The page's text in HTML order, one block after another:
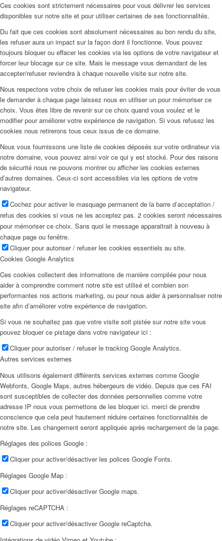
Ces cookies sont strictement nécessaires pour vous délivrer les services
disponibles sur notre site et pour utiliser certaines de ses fonctionnalités.
Du fait que ces cookies sont absolument nécessaires au bon rendu du site,
les refuser aura un impact sur la façon dont il fonctionne. Vous pouvez
toujours bloquer ou effacer les cookies via les options de votre navigateur et
forcer leur blocage sur ce site. Mais le message vous demandant de les
accepter/refuser reviendra à chaque nouvelle visite sur notre site.
Nous respectons votre choix de refuser les cookies mais pour éviter de vous
le demander à chaque page laissez nous en utiliser un pour mémoriser ce
choix. Vous êtes libre de revenir sur ce choix quand vous voulez et le
modifier pour améliorer votre expérience de navigation. Si vous refusez les
cookies nous retirerons tous ceux issus de ce domaine.
Nous vous fournissons une liste de cookies déposés sur votre ordinateur via
notre domaine, vous pouvez ainsi voir ce qui y est stocké. Pour des raisons
de sécurité nous ne pouvons montrer ou afficher les cookies externes
d’autres domaines. Ceux-ci sont accessibles via les options de votre
navigateur.
Cochez pour activer le masquage permanent de la barre d’acceptation /
refus des cookies si vous ne les acceptez pas. 2 cookies seront nécessaires
pour mémoriser ce choix. Sans quoi le message apparaitrait à nouveau à
chaque page ou fenêtre.
Cliquer pour autoriser / refuser les cookies essentiels au site.
Cookies Google Analytics
Ces cookies collectent des informations de manière compilée pour nous
aider à comprendre comment notre site est utilisé et combien son
performantes nos actions marketing, ou pour nous aider à personnaliser notre
site afin d’améliorer votre expérience de navigation.
Si vous ne souhaitez pas que votre visite soit pistée sur notre site vous
pouvez bloquer ce pistage dans votre navigateur ici :
Cliquer pour autoriser / refuser le tracking Google Analytics.
Autres services externes
Nous utilisons également différents services externes comme Google
Webfonts, Google Maps, autres hébergeurs de vidéo. Depuis que ces FAI
sont susceptibles de collecter des données personnelles comme votre
adresse IP nous vous permettons de les bloquer ici. merci de prendre
conscience que cela peut hautement réduire certaines fonctionnalités de
notre site. Les changement seront appliqués après rechargement de la page.
Réglages des polices Google :
Cliquer pour activer/désactiver les polices Google Fonts.
Réglages Google Map :
Cliquer pour activer/désactiver Google maps.
Réglages reCAPTCHA :
Cliquer pour activer/désactiver Google reCaptcha.